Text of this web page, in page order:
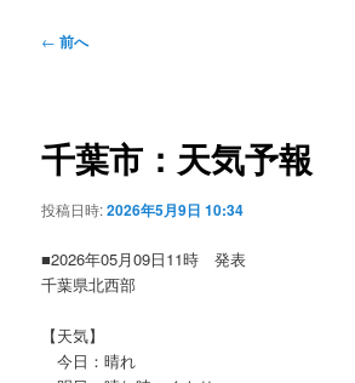
投
ゲ
ー
ョ
← 前へ
千葉市：天気予報
投稿日時:2026年5月9日 10:34
■2026年05月09日11時 発表
千葉県北西部
【天気】
今日：晴れ